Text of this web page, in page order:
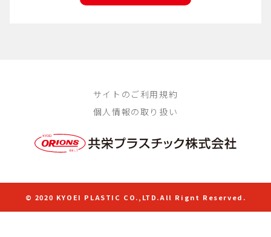
サイトのご利用規約
個人情報の取り扱い
© 2020 KYOEI PLASTIC CO.,LTD.All Rignt Reserved.